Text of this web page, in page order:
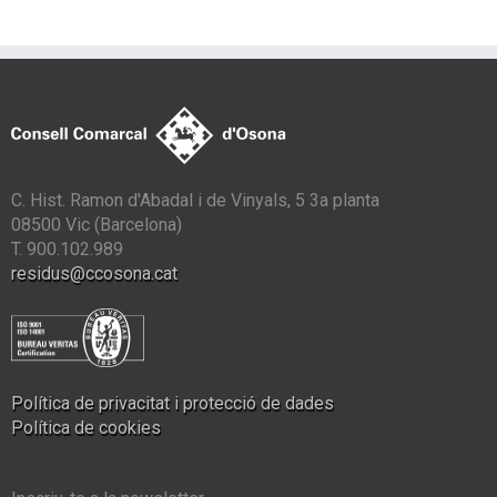
C. Hist. Ramon d'Abadal i de Vinyals, 5 3a planta
08500 Vic (Barcelona)
T. 900.102.989
residus@ccosona.cat
Política de privacitat i protecció de dades
Política de cookies